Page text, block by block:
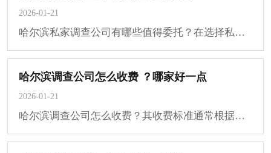
2026-01-21
哈尔滨私家调查公司有哪些值得委托？在选择私家调查公司时，客户通常希望找到一家专业···
哈尔滨调查公司怎么收费 ？哪家好一点
2026-01-21
哈尔滨调查公司怎么收费？其收费标准通常根据服务内容、调查难度、所需时间以及其他具···